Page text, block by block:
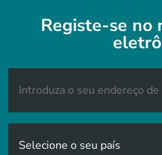
Registe-se no